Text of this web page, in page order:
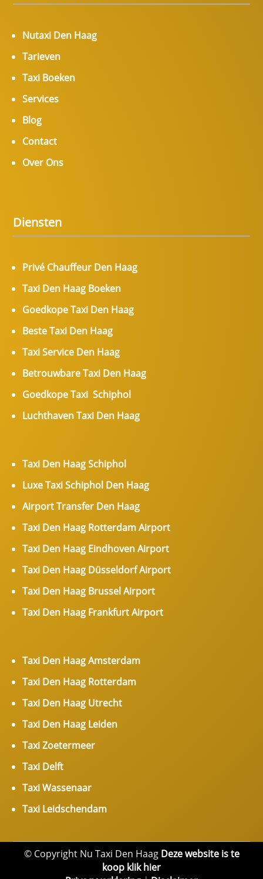
Nutaxi Den Haag
Tarieven
Taxi Boeken
Services
Blog
Contact
Over Ons
Diensten
Privé Chauffeur Den Haag
Taxi Den Haag Boeken
Goedkope Taxi Den Haag
Beste Taxi Den Haag
Taxi Service Den Haag
Betrouwbare Taxi Den Haag
Goedkope Taxi Schiphol
Luchthaven Taxi Den Haag
Taxi Den Haag Schiphol
Luxe Taxi Schiphol Den Haag
Airport Transfer Den Haag
Taxi Den Haag Rotterdam Airport
Taxi Den Haag Eindhoven Airport
Taxi Den Haag Düsseldorf Airport
Taxi Den Haag Brussel Airport
Taxi Den Haag Frankfurt Airport
Taxi Den Haag Amsterdam
Taxi Den Haag Rotterdam
Taxi Den Haag Utrecht
Taxi Den Haag Leiden
Taxi Zoetermeer
Taxi Delft
Taxi Wassenaar
Taxi Leidschendam
© Copyright Nu Taxi Den Haag Deze website is te
koop klik hier